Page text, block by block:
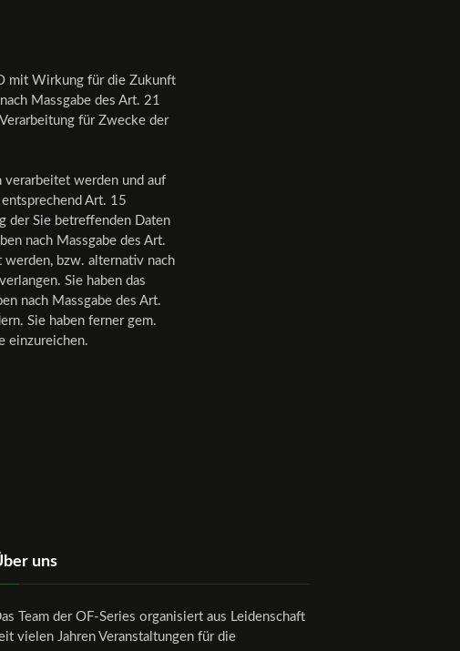
mit Wirkung für die Zukunft
Massgabe des Art. 21
für Zwecke der
verarbeitet werden und auf
Art. 15
der Sie betreffenden Daten
nach Massgabe des Art.
werden, bzw. alternativ nach
Sie haben das
nach Massgabe des Art.
Sie haben ferner gem.
einzureichen.
uns
Team der OF-Series organisiert aus Leidenschaft
vielen Jahren Veranstaltungen für die